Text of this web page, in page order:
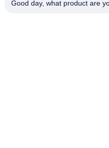
Good day, what product are